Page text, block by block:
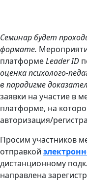
Семинар будет
формате.
платформеLeader ID
оценка психолого-
в парадигме
заявки на участие в
платформе, на
авторизация/
Просим участников
отправкой
дистанционному
направлена